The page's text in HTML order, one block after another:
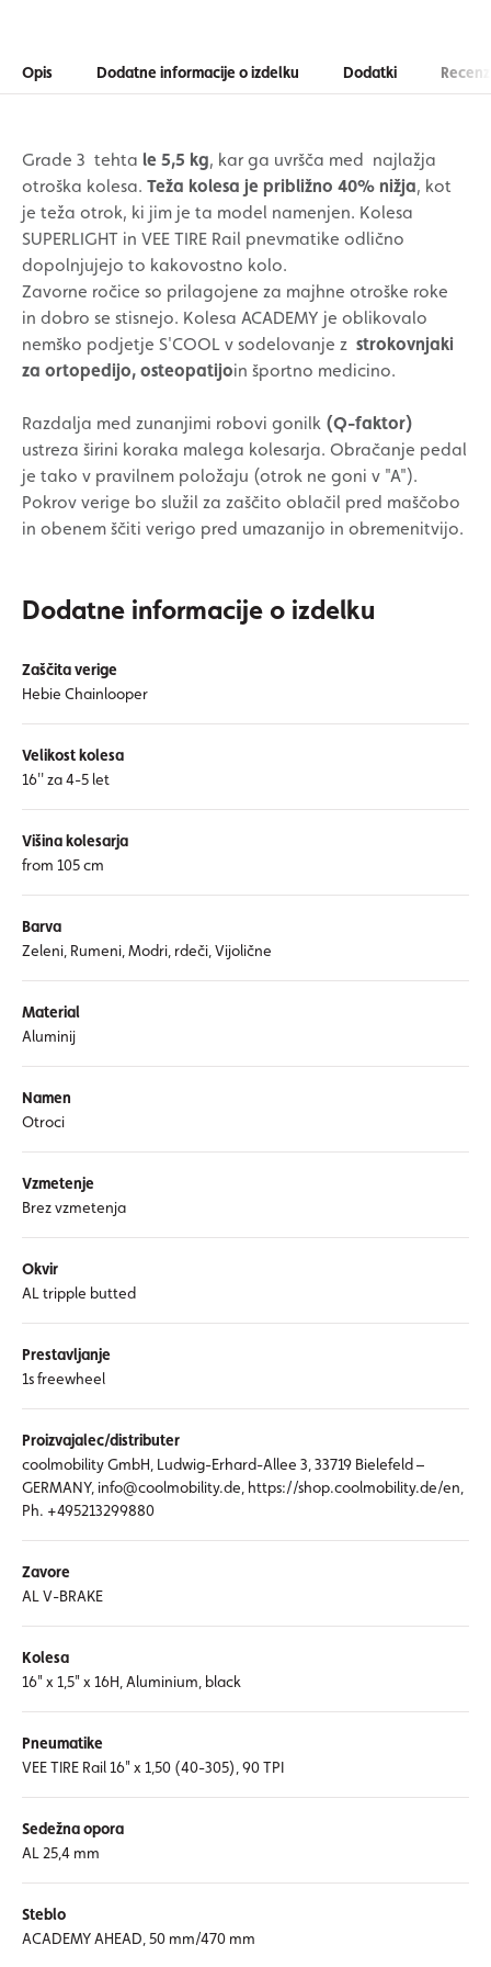
Opis Dodatne informacije o izdelku Dodatki
Grade 3 tehta le 5,5 kg, kar ga uvršča med najlažja
otroška kolesa. Teža kolesa je približno 40% nižja, kot
je teža otrok, ki jim je ta model namenjen. Kolesa
SUPERLIGHT in VEE TIRE Rail pnevmatike odlično
dopolnjujejo to kakovostno kolo.
Zavorne ročice so prilagojene za majhne otroške roke
in dobro se stisnejo. Kolesa ACADEMY je oblikovalo
nemško podjetje S'COOL v sodelovanje z strokovnjaki
za ortopedijo, osteopatijoin športno medicino.
Razdalja med zunanjimi robovi gonilk (Q-faktor)
ustreza širini koraka malega kolesarja. Obračanje pedal
je tako v pravilnem položaju (otrok ne goni v "A").
Pokrov verige bo služil za zaščito oblačil pred maščobo
in obenem ščiti verigo pred umazanijo in obremenitvijo.
Dodatne informacije o izdelku
Zaščita verige
Hebie Chainlooper
Velikost kolesa
16'' za 4-5 let
Višina kolesarja
from 105 cm
Barva
Zeleni, Rumeni, Modri, rdeči, Vijolične
Material
Aluminij
Namen
Otroci
Vzmetenje
Brez vzmetenja
Okvir
AL tripple butted
Prestavljanje
1s freewheel
Proizvajalec/distributer
coolmobility GmbH, Ludwig-Erhard-Allee 3, 33719 Bielefeld –
GERMANY, info@coolmobility.de, https://shop.coolmobility.de/en,
Ph. +495213299880
Zavore
AL V-BRAKE
Kolesa
16" x 1,5" x 16H, Aluminium, black
Pneumatike
VEE TIRE Rail 16" x 1,50 (40-305), 90 TPI
Sedežna opora
AL 25,4 mm
Steblo
ACADEMY AHEAD, 50 mm/470 mm